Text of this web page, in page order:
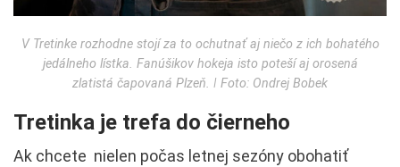
V Tretinke rozhodne stojí za to ochutnať aj niečo z ich bohatého
jedálneho lístka. Fanúšikov hokeja isto poteší aj orosená
zlatistá čapovaná Plzeň. ǀ Foto: Ondrej Bobek
Tretinka je trefa do čierneho
Ak chcete nielen počas letnej sezóny obohatiť